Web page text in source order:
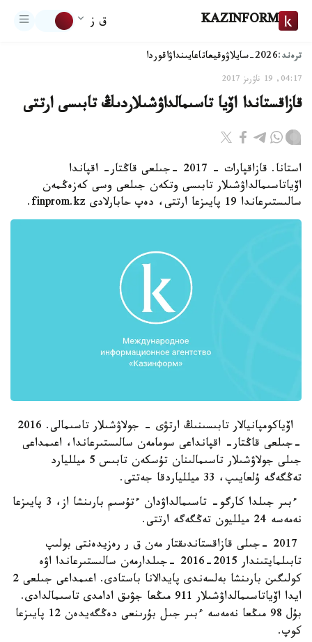
KAZINFORM ق ز
ترەند:2026-سايلاۋ وقيعاتاعايىنداۋاقوردا
04:17, 19 ناۋرىز 2017
قازاقستاندا اۆيا تاسىمالداۋشىلاردىڭ تابىسى ارتتى
استانا. قازاقپارات - 2017 -جىلعى قاڭتار- اقپاندا
اۆياتاسىمالداۋشىلار تابىسى وتكەن جىلعى وسى كەزەڭمەن
سالىستىرعاندا 19 پايىزعا ارتتى، دەپ حابارلادى finprom.kz.
اۆياكومپانيالار تابىسىنىڭ ارتۋى - جولاۋشىلار تاسىمالى. 2016
-جىلعى قاڭتار- اقپانداعى سومامەن سالىستىرعاندا، اعىمداعى
جىلى جولاۋشىلار تاسىمالىنان تۇسكەن تابىس 5 ميلليارد
تەڭگەگە ۇلعايىپ، 33 ميللياردقا جەتتى.
ءبىر جىلدا كارگو- تاسىمالداۋدان ءتۇسىم بارىنشا از، 3 پايىزعا
نەمەسە 24 ميلليون تەڭگەگە ارتتى.
2017 -جىلى قازاقستاندىقتار مەن ق ر رەزيدەنتى بولىپ
تابىلمايتىندار 2015-2016 -جىلدارمەن سالىستىرعاندا اۋە
كولىگىن بارىنشا بەلسەندى پايدالانا باستادى. اعىمداعى جىلعى 2
ايدا اۆياتاسىمالداۋشىلار 911 مىڭعا جۋىق ادامدى تاسىمالدادى.
بۇل 98 مىڭعا نەمەسە ءبىر جىل بۇرىنعى دەڭگەيدەن 12 پايىزعا
كوپ.